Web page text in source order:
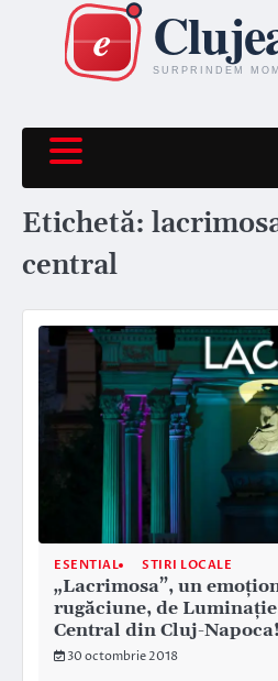
content
Etichetă:
central
ESENTIAL STIRI LOCALE
„Lacrimosa”, un
rugăciune, de
Central din Cluj-Napoca!
30 octombrie 2018